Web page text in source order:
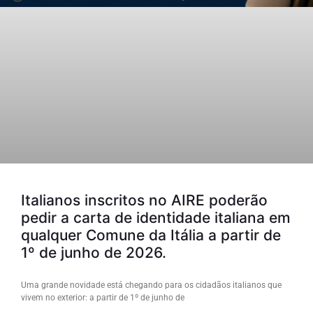
Italianos inscritos no AIRE poderão
pedir a carta de identidade italiana em
qualquer Comune da Itália a partir de
1º de junho de 2026.
Uma grande novidade está chegando para os cidadãos italianos que
vivem no exterior: a partir de 1º de junho de